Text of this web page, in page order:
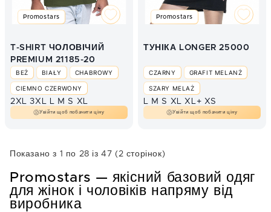
SZARY MELANŻ
ZIELONY BUTELKOWY
ZIELONY NEON ŻÓŁTY
Promostars
T-SHIRT ЧОЛОВІЧИЙ
PREMIUM 21185-20
BEŻ BIAŁY CHABROWY
CIEMNO CZERWONY
CIEMNY CZERWONY
CZARNY GRAFIT
KHAKI POPIELATY
2XL 3XL L M S XL
Увійти щоб побачити ціну
Promostars
ТУНІКА LONGER 25000
CZARNY GRAFIT MELANŻ
SZARY MELAŻ
L M S XL XL+ XS
Увійти щоб побачити ціну
Показано з 1 по 28 із 47 (2 сторінок)
Promostars — якісний базовий одяг
для жінок і чоловіків напряму від
виробника